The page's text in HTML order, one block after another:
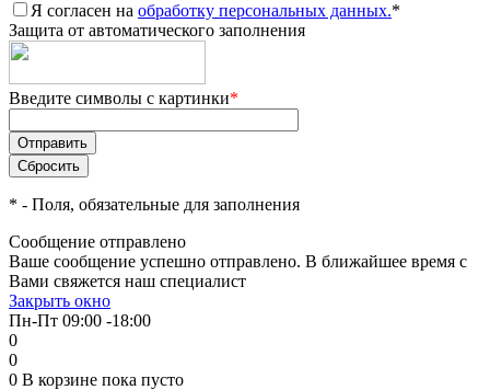
Я согласен на обработку персональных данных.*
Защита от автоматического заполнения
Введите символы с картинки*
* - Поля, обязательные для заполнения
Сообщение отправлено
Ваше сообщение успешно отправлено. В ближайшее время с
Вами свяжется наш специалист
Закрыть окно
Пн-Пт 09:00 -18:00
0
0
0 В корзине пока пусто
Получайте товар
выбранный способом
Оставшиеся75% будут
списыватьсяс вашей карты
по
Подробнее
об оплате Плайтом